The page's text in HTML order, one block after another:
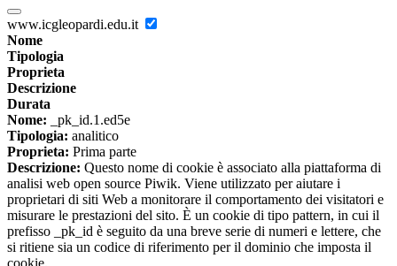
www.icgleopardi.edu.it
Nome
Tipologia
Proprieta
Descrizione
Durata
Nome: _pk_id.1.ed5e
Tipologia: analitico
Proprieta: Prima parte
Descrizione: Questo nome di cookie è associato alla piattaforma di
analisi web open source Piwik. Viene utilizzato per aiutare i
proprietari di siti Web a monitorare il comportamento dei visitatori e
misurare le prestazioni del sito. È un cookie di tipo pattern, in cui il
prefisso _pk_id è seguito da una breve serie di numeri e lettere, che
si ritiene sia un codice di riferimento per il dominio che imposta il